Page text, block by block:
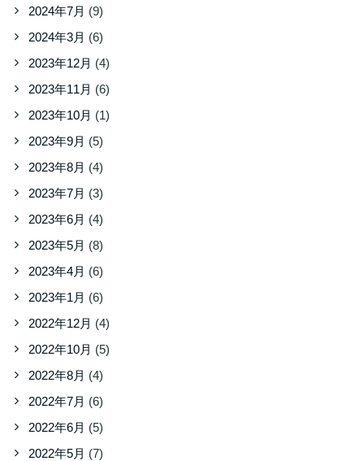
2024年7月 (9)
2024年3月 (6)
2023年12月 (4)
2023年11月 (6)
2023年10月 (1)
2023年9月 (5)
2023年8月 (4)
2023年7月 (3)
2023年6月 (4)
2023年5月 (8)
2023年4月 (6)
2023年1月 (6)
2022年12月 (4)
2022年10月 (5)
2022年8月 (4)
2022年7月 (6)
2022年6月 (5)
2022年5月 (7)